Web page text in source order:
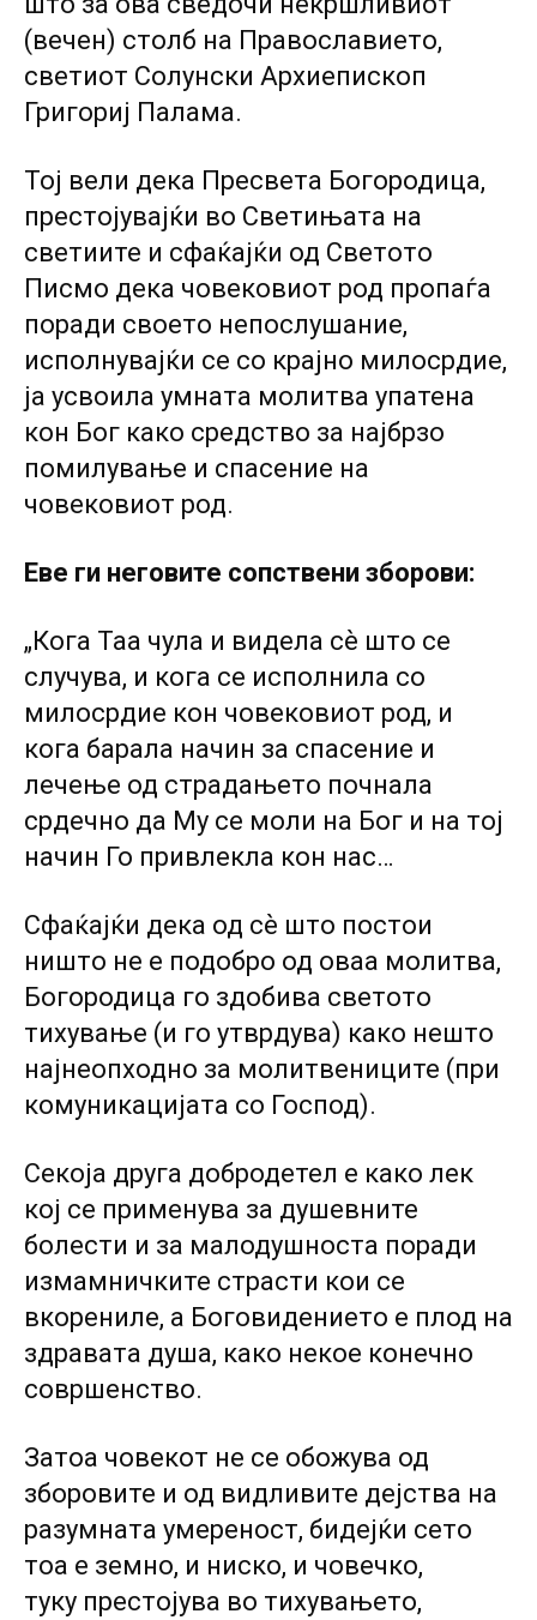
(вечен) столб на Православието,
светиот Солунски Архиепископ
Григориј Палама.
Тој вели дека Пресвета Богородица,
престојувајќи во Светињата на
светиите и сфаќајќи од Светото
Писмо дека човековиот род пропаѓа
поради своето непослушание,
исполнувајќи се со крајно милосрдие,
ја усвоила умната молитва упатена
кон Бог како средство за најбрзо
помилување и спасение на
човековиот род.
Еве ги неговите сопствени зборови:
„Кога Таа чула и видела сѐ што се
случува, и кога се исполнила со
милосрдие кон човековиот род, и
кога барала начин за спасение и
лечење од страдањето почнала
срдечно да Му се моли на Бог и на тој
начин Го привлекла кон нас…
Сфаќајќи дека од сѐ што постои
ништо не е подобро од оваа молитва,
Богородица го здобива светото
тихување (и го утврдува) како нешто
најнеопходно за молитвениците (при
комуникацијата со Господ).
Секоја друга добродетел е како лек
кој се применува за душевните
болести и за малодушноста поради
измамничките страсти кои се
вкорениле, а Боговидението е плод на
здравата душа, како некое конечно
совршенство.
Затоа човекот не се обожува од
зборовите и од видливите дејства на
разумната умереност, бидејќи сето
тоа е земно, и ниско, и човечко,
туку престојува во тихувањето,